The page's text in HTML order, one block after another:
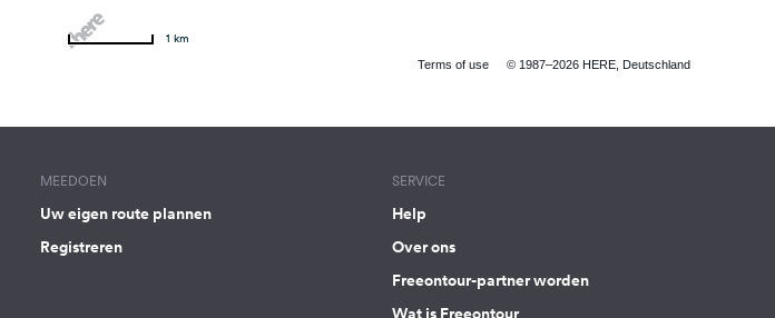
Terms of use © 1987–2026 HERE, Deutschland
1 km
MEEDOEN
Uw eigen route plannen
Registreren
SERVICE
Help
Over ons
Freeontour-partner worden